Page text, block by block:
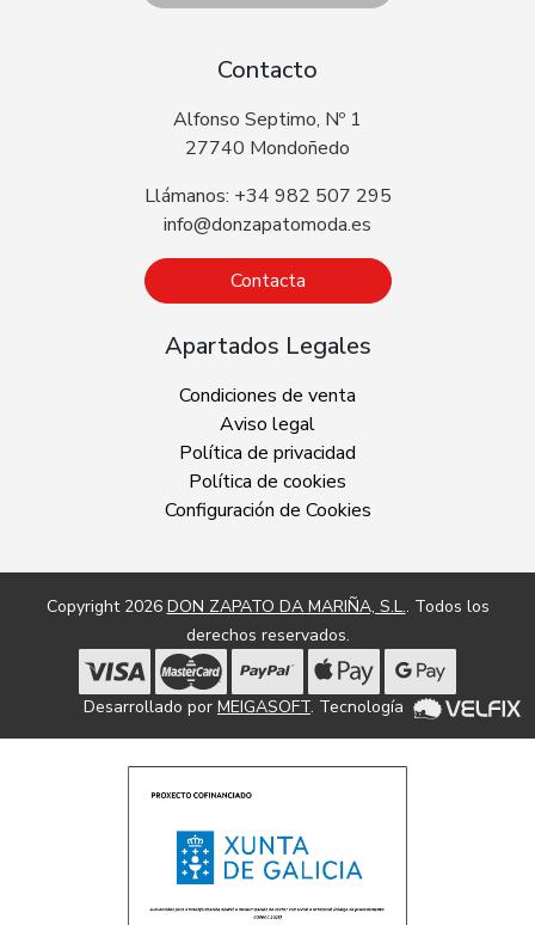
Contacto
Alfonso Septimo, Nº 1
27740 Mondoñedo
Llámanos: +34 982 507 295
info@donzapatomoda.es
Contacta
Apartados Legales
Condiciones de venta
Aviso legal
Política de privacidad
Política de cookies
Configuración de Cookies
Copyright 2026 DON ZAPATO DA MARIÑA, S.L.. Todos los
derechos reservados.
Desarrollado por MEIGASOFT. Tecnología